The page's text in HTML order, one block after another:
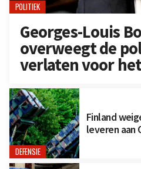
POLITIEK
Georges-Louis
overweegt de
verlaten voor
DEFENSIE
Finland
leveren aan